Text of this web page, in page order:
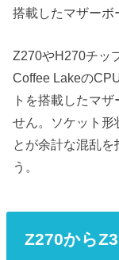
搭載したマザーボ
Z270やH270チッ
Coffee Lakeの
トを搭載したマ
せん。ソケット形
とが余計な混乱を
う。
Z270から